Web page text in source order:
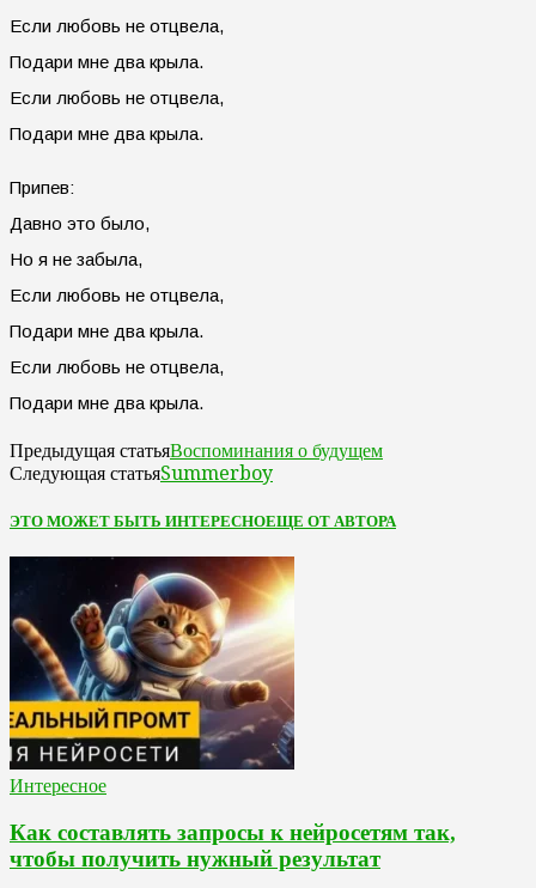
Если любовь не отцвела,
Подари мне два крыла.
Если любовь не отцвела,
Подари мне два крыла.
Припев:
Давно это было,
Но я не забыла,
Если любовь не отцвела,
Подари мне два крыла.
Если любовь не отцвела,
Подари мне два крыла.
Предыдущая статьяВоспоминания о будущем
Следующая статьяSummerboy
ЭТО МОЖЕТ БЫТЬ ИНТЕРЕСНОЕЩЕ ОТ АВТОРА
Интересное
Как составлять запросы к нейросетям так,
чтобы получить нужный результат